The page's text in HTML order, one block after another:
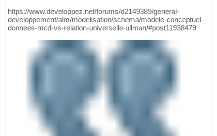
https://www.developpez.net/forums/d2149389/general-
developpement/alm/modelisation/schema/modele-conceptuel-
donnees-mcd-vs-relation-universelle-ullman/#post11938479